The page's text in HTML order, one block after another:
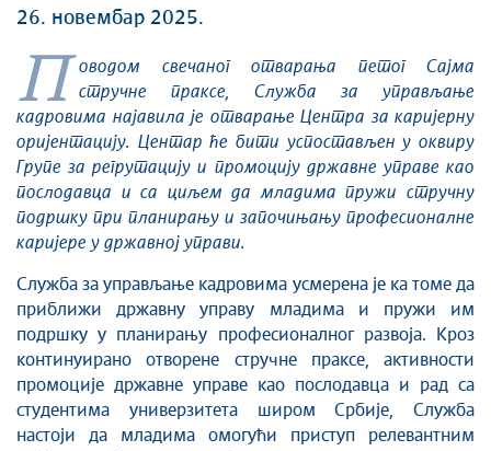
26. новембар 2025.
П
оводом свечаног отварања петог Сајма
стручне праксе, Служба за управљање
кадровима најавила је отварање Центра за каријерну
оријентацију. Центар ће бити успостављен у оквиру
Групе за регрутацију и промоцију државне управе као
послодавца и са циљем да младима пружи стручну
подршку при планирању и започињању професионалне
каријере у државној управи.
Служба за управљање кадровима усмерена је ка томе да
приближи државну управу младима и пружи им
подршку у планирању професионалног развоја. Кроз
континуирано отворене стручне праксе, активности
промоције државне управе као послодавца и рад са
студентима универзитета широм Србије, Служба
настоји да младима омогући приступ релевантним